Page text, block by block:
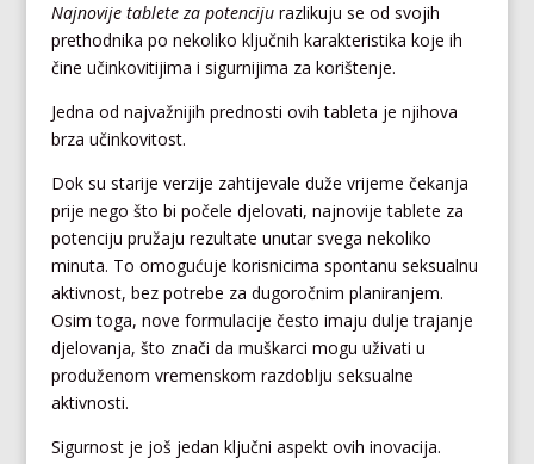
Najnovije tablete za potencijurazlikuju se od svojih
prethodnika po nekoliko ključnih karakteristika koje ih
čine učinkovitijima i sigurnijima za korištenje.
Jedna od najvažnijih prednosti ovih tableta je njihova
brza učinkovitost.
Dok su starije verzije zahtijevale duže vrijeme čekanja
prije nego što bi počele djelovati, najnovije tablete za
potenciju pružaju rezultate unutar svega nekoliko
minuta. To omogućuje korisnicima spontanu seksualnu
aktivnost, bez potrebe za dugoročnim planiranjem.
Osim toga, nove formulacije često imaju dulje trajanje
djelovanja, što znači da muškarci mogu uživati u
produženom vremenskom razdoblju seksualne
aktivnosti.
Sigurnost je još jedan ključni aspekt ovih inovacija.